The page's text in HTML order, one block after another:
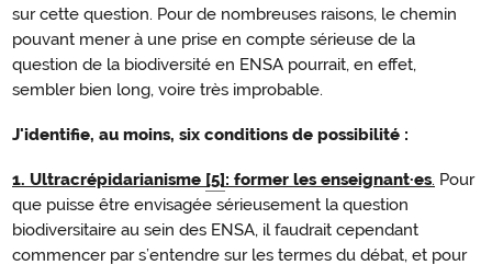
sur cette question. Pour de nombreuses raisons, le chemin
pouvant mener à une prise en compte sérieuse de la
question de la biodiversité en ENSA pourrait, en effet,
sembler bien long, voire très improbable.
J'identifie, au moins, six conditions de possibilité :
Former
les
enseignant·es
1. Ultracrépidarianisme [5]: former les enseignant·es. Pour
que puisse être envisagée sérieusement la question
biodiversitaire au sein des ENSA, il faudrait cependant
commencer par s’entendre sur les termes du débat, et pour